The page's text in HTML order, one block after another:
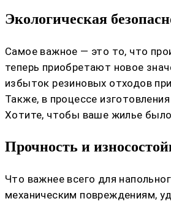
Экологическая
Самое важное — это то, что
теперь приобретают новое
избыток резиновых отходов
Также, в процессе
Хотите, чтобы ваше жилье
Прочность и
Что важнее всего для
механическим повреждениям,